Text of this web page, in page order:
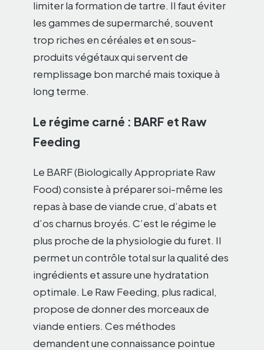
limiter la formation de tartre. Il faut éviter
les gammes de supermarché, souvent
trop riches en céréales et en sous-
produits végétaux qui servent de
remplissage bon marché mais toxique à
long terme.
Le régime carné : BARF et Raw
Feeding
Le BARF (Biologically Appropriate Raw
Food) consiste à préparer soi-même les
repas à base de viande crue, d’abats et
d’os charnus broyés. C’est le régime le
plus proche de la physiologie du furet. Il
permet un contrôle total sur la qualité des
ingrédients et assure une hydratation
optimale. Le Raw Feeding, plus radical,
propose de donner des morceaux de
viande entiers. Ces méthodes
demandent une connaissance pointue